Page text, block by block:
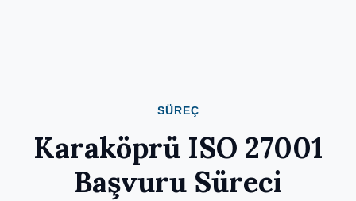
SÜREÇ
Karaköprü ISO 27001
Başvuru Süreci